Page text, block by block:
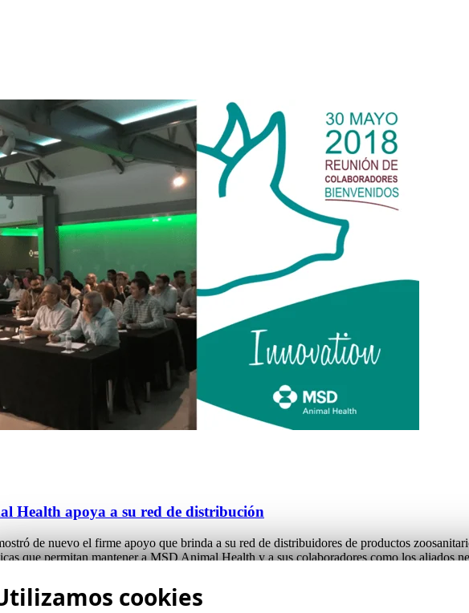
Health apoya a su red de distribución
de nuevo el firme apoyo que brinda a su red de distribuidores de productos
que permitan mantener a MSD Animal Health y a sus colaboradores como los aliados
30 de mayo en Madrid, fue reforzar aún más esta colaboración, cuya filosofía se
cookies